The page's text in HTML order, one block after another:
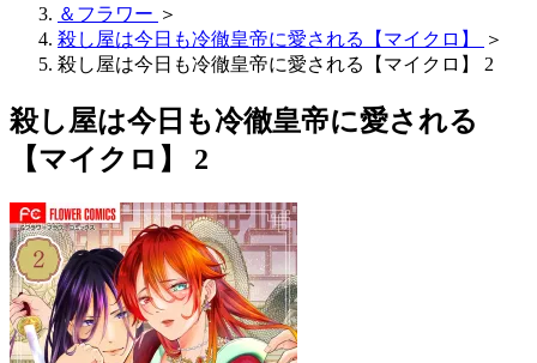
＆フラワー ＞
殺し屋は今日も冷徹皇帝に愛される【マイクロ】
＞
殺し屋は今日も冷徹皇帝に愛される【マイクロ】 2
殺し屋は今日も冷徹皇帝に愛される
【マイクロ】 2